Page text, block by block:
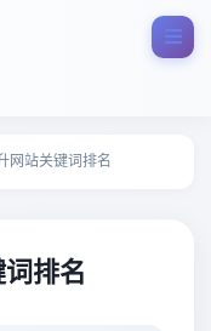
网站关键词排名
排名